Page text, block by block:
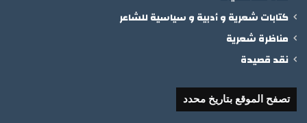
كتابات شعرية و أدبية و سياسية للشاعر
مناظرة شعرية
نقد قصيدة
تصفح الموقع بتاريخ محدد